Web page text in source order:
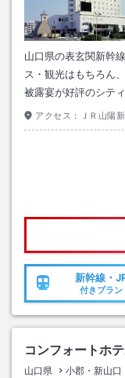
山口県の表玄関新幹
ス・観光はもちろん
被露宴が好評のシテ
アクセス： ＪＲ山陽
新幹線・
付きプラン
コンフォートホ
山口県 小郡・新山口